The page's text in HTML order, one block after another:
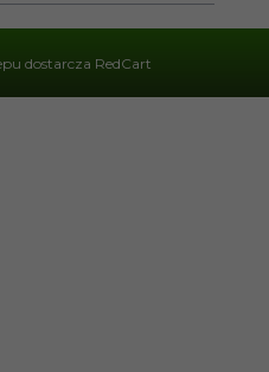
dostarcza RedCart